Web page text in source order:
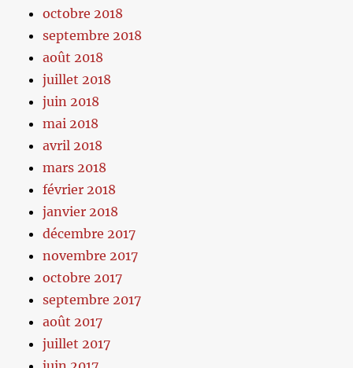
octobre 2018
septembre 2018
août 2018
juillet 2018
juin 2018
mai 2018
avril 2018
mars 2018
février 2018
janvier 2018
décembre 2017
novembre 2017
octobre 2017
septembre 2017
août 2017
juillet 2017